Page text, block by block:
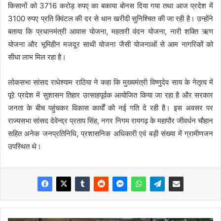
किसानों को 3716 करोड़ रुपए का बकाया बोनस दिया गया तथा आज प्रदेश में
3100 रुपए प्रति क्विंटल की दर से धान खरीदी सुनिश्चित की जा रही है। उन्होंने
बताया कि प्रधानमंत्री आवास योजना, महतारी वंदन योजना, नारी शक्ति ऋण
योजना और भूमिहीन मजदूर साथी योजना जैसी योजनाओं से आम नागरिकों को
सीधा लाभ मिल रहा है।
लोकसभा सांसद राधेश्याम राठिया ने कहा कि मुख्यमंत्री विष्णुदेव साय के नेतृत्व में
पूरे प्रदेश में सुशासन तिहार उत्साहपूर्वक आयोजित किया जा रहा है और सरकार
जनता के बीच पहुंचकर विकास कार्यों को नई गति दे रही है। इस अवसर पर
राज्यसभा सांसद देवेन्द्र प्रताप सिंह, नगर निगम रायगढ़ के महापौर जीवर्धन चौहान
सहित अनेक जनप्रतिनिधि, प्रशासनिक अधिकारी एवं बड़ी संख्या में ग्रामीणजन
उपस्थित थे।